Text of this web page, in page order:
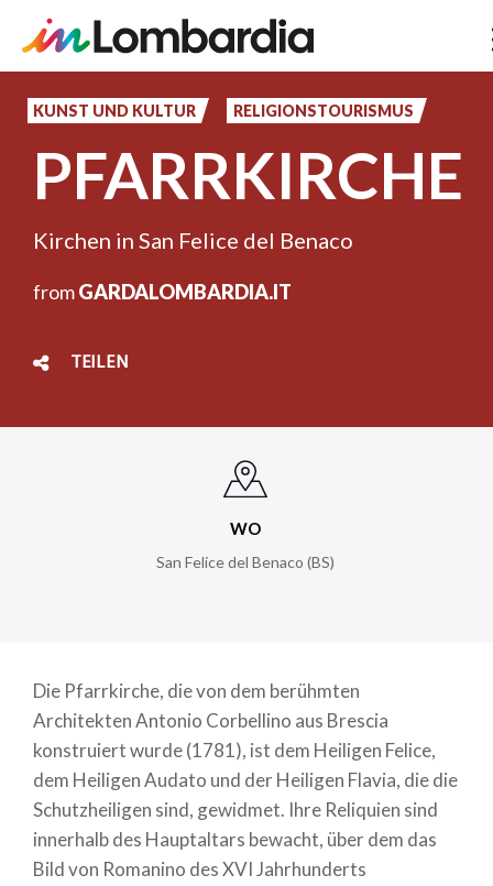
zumKUNST UND KULTUR RELIGIONSTOURISMUS
PFARRKIRCHE
Kirchen in San Felice del Benaco
fromGARDALOMBARDIA.IT
TEILEN
WO
San Felice del Benaco (BS)
Die Pfarrkirche, die von dem berühmten
Architekten Antonio Corbellino aus Brescia
konstruiert wurde (1781), ist dem Heiligen Felice,
dem Heiligen Audato und der Heiligen Flavia, die die
Schutzheiligen sind, gewidmet. Ihre Reliquien sind
innerhalb des Hauptaltars bewacht, über dem das
Bild von Romanino des XVI Jahrhunderts